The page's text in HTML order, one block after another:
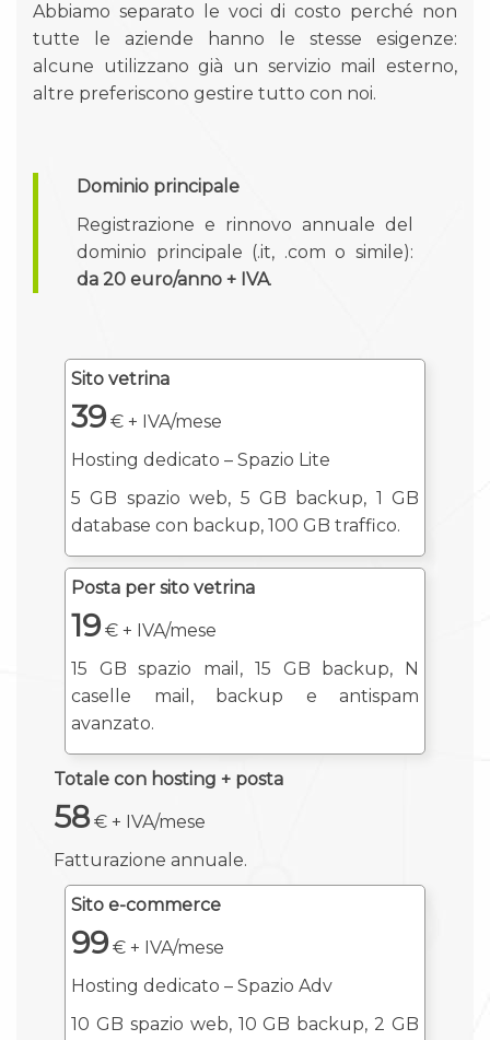
Abbiamo separato le voci di costo perché non
tutte le aziende hanno le stesse esigenze:
alcune utilizzano già un servizio mail esterno,
altre preferiscono gestire tutto con noi.
Dominio principale
Registrazione e rinnovo annuale del
dominio principale (.it, .com o simile):
da 20 euro/anno + IVA.
Sito vetrina
39€ + IVA/mese
Hosting dedicato – Spazio Lite
5 GB spazio web, 5 GB backup, 1 GB
database con backup, 100 GB traffico.
Posta per sito vetrina
19€ + IVA/mese
15 GB spazio mail, 15 GB backup, N
caselle mail, backup e antispam
avanzato.
Totale con hosting + posta
58€ + IVA/mese
Fatturazione annuale.
Sito e-commerce
99€ + IVA/mese
Hosting dedicato – Spazio Adv
10 GB spazio web, 10 GB backup, 2 GB